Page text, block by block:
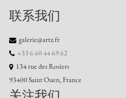
联系我们
galerie@artz.fr
+33 6 60 44 69 62
134 rue des Rosiers
93400 Saint Ouen, France